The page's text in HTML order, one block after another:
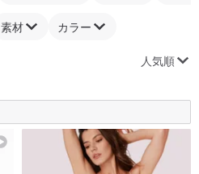
素材 カラー
人気順